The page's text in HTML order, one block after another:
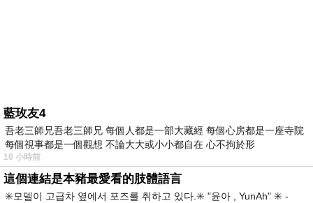
藍玫友4
吾老三師兄吾老三師兄 每個人都是一部大藏經 每個心房都是一座寺院
每個視事都是一個觀想 不論大大或小小都自在 心不拘於形
10 小時前
這個連結是本豬最愛看的肢體語言
✳️모델이 고급차 옆에서 포즈를 취하고 있다.✳️ "윤아 , YunAh" ✳️ -